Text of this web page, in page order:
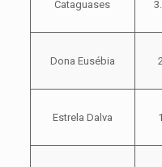
Cataguases
Dona Eusébia
Estrela Dalva